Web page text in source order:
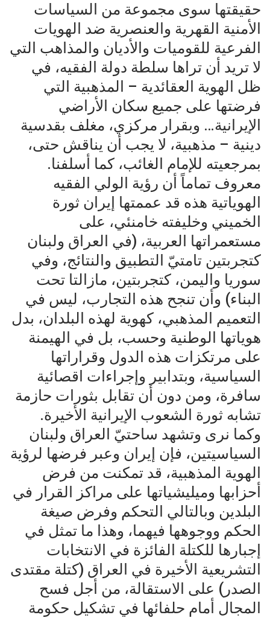
حقيقتها سوى مجموعة من السياسات
الأمنية القهرية والعنصرية ضد الهويات
الفرعية للقوميات والأديان والمذاهب التي
لا تريد أن تراها سلطة دولة الفقيه، في
ظل الهوية العقائدية – المذهبية التي
فرضتها على جميع سكان الأراضي
الإيرانية… وبقرار مركزي، مغلف بقدسية
دينية – مذهبية، لا يجب أن يناقش حتى،
بمرجعيته للإمام الغائب، كما أسلفنا.
معروف تماماً أن رؤية الولي الفقيه
الهوياتية هذه قد عممتها إيران ثورة
الخميني وخليفته خامنئي، على
مستعمراتها العربية، (في العراق ولبنان
كتجربتين تامتيّ التطبيق والنتائج، وفي
سوريا واليمن، كتجربتين، مازالتا تحت
البناء) وأن تنجح هذه التجارب، ليس في
التعميم المذهبي، كهوية لهذه البلدان، بدل
هوياتها الوطنية وحسب، بل في الهيمنة
على مرتكزات هذه الدول وقراراتها
السياسية، وبتدابير وإجراءات اقصائية
سافرة، ومن دون أن تقابل بثورات حازمة
تشابه ثورة الشعوب الإيرانية الأخيرة.
وكما نرى وتشهد ساحتيّ العراق ولبنان
السياسيتين، فإن إيران وعبر فرضها لرؤية
الهوية المذهبية، قد تمكنت من فرض
أحزابها وميليشياتها على مراكز القرار في
البلدين وبالتالي التحكم وفرض صيغة
الحكم ووجوهها فيهما، وهذا ما تمثل في
إجبارها للكتلة الفائزة في الانتخابات
التشريعية الأخيرة في العراق (كتلة مقتدى
الصدر) على الاستقالة، من أجل فسح
المجال أمام حلفائها في تشكيل حكومة